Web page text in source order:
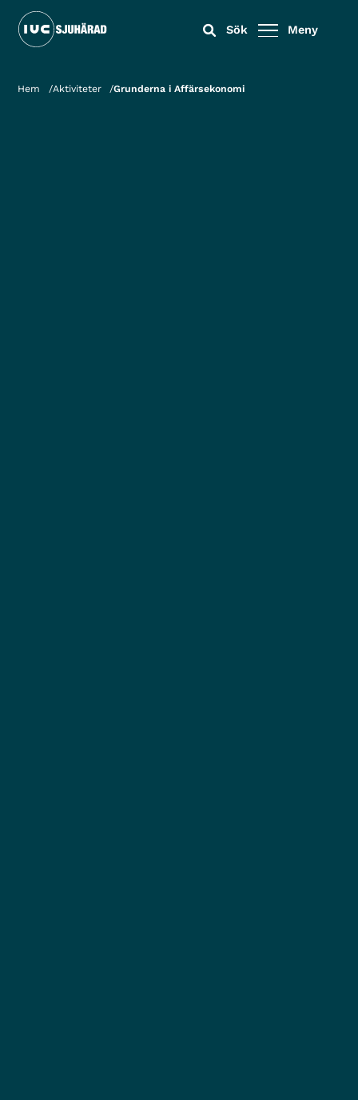
Sök Meny
Hem Aktiviteter Grunderna i Affärsekonomi